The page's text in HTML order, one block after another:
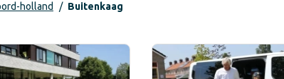
holland Buitenkaag